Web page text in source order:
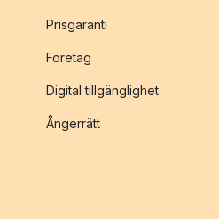
Prisgaranti
Företag
Digital tillgänglighet
Ångerrätt